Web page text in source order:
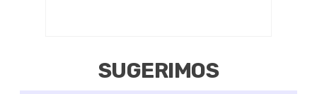
SUGERIMOS